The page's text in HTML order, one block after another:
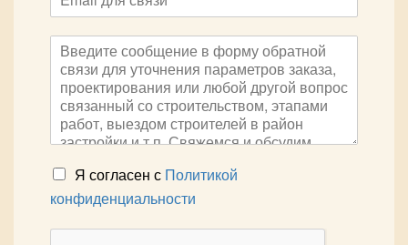
Я согласен с Политикой
конфиденциальности